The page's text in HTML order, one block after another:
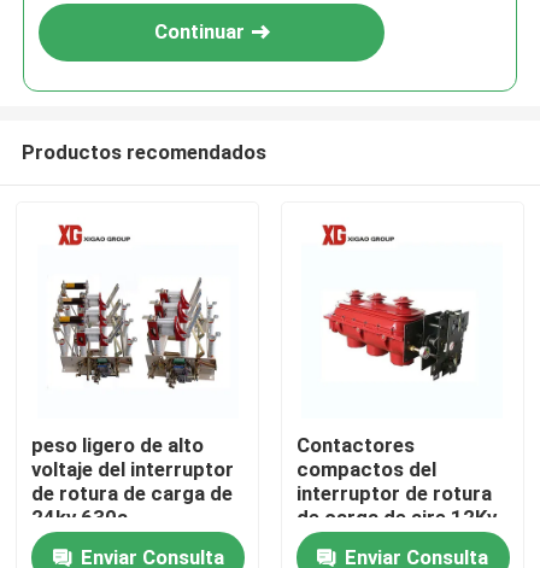
Productos
Sobre nosotros
Continuar
Productos recomendados
peso ligero de alto
voltaje del interruptor
de rotura de carga de
24kv 630a
Enviar Consulta
Contactores
compactos del
interruptor de rotura
de carga de aire 12Kv
del IEC 60265 tres
Enviar Consulta